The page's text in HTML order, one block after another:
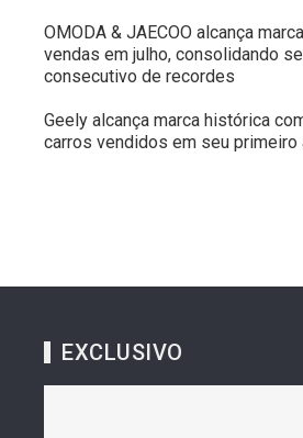
OMODA & JAECOO alcança
vendas em julho, consolidando
consecutivo de recordes
Geely alcança marca histórica
carros vendidos em seu primeiro
EXCLUSIVO